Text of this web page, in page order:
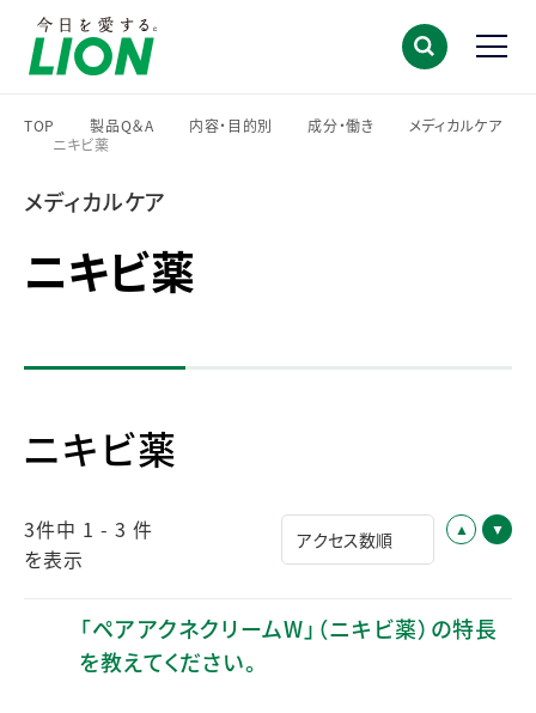
TOP
>
製品Q＆A
内容・目的別
成分・働き
メディカルケア
ニキビ薬
メディカルケア
ニキビ薬
ニキビ薬
3件中 1 - 3 件
を表示
「ペアアクネクリームW」（ニキビ薬）の特長
を教えてください。